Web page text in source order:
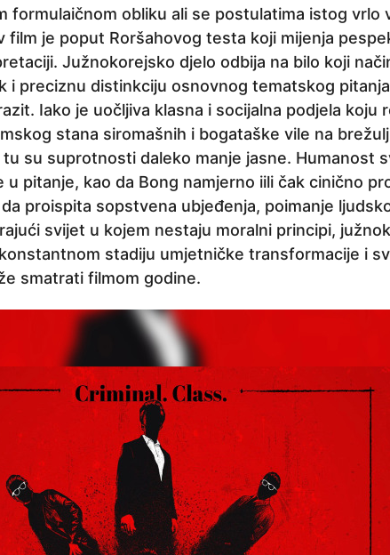
formulaičnom obliku ali se postulatima istog vrlo
film je poput Roršahovog testa koji mijenja
Južnokorejsko djelo odbija na bilo koji
i preciznu distinkciju osnovnog tematskog
Iako je uočljiva klasna i socijalna podjela koju
stana siromašnih i bogataške vile na
su suprotnosti daleko manje jasne. Humanost
u pitanje, kao da Bong namjerno iili čak cinično
proispita sopstvena ubjeđenja, poimanje
svijet u kojem nestaju moralni principi,
stadiju umjetničke transformacije i
smatrati filmom godine.